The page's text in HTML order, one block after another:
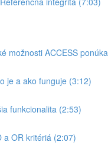
možnosti ACCESS
je a ako funguje (3:12)
funkcionalita (2:53)
a OR kritériá (2:07)